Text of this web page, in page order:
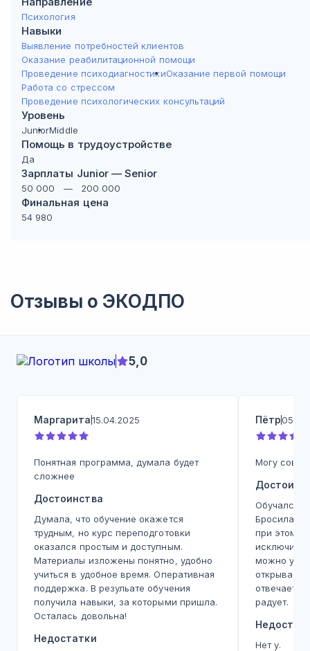
Психология
Навыки
Выявление потребностей клиентов
Оказание реабилитационной помощи
Проведение психодиагностикиОказание первой помощи
Работа со стрессом
Проведение психологических консультаций
Уровень
JuniorMiddle
Помощь в трудоустройстве
Да
Зарплаты Junior — Senior
50 000 — 200 000
Финальная цена
54 980
Отзывы о ЭКОДПО
5,0
Маргарита15.04.2025
Понятная программа, думала будет
сложнее
Достоинства
Думала, что обучение окажется
трудным, но курс переподготовки
оказался простым и доступным.
Материалы изложены понятно, удобно
учиться в удобное время. Оперативная
поддержка. В резульате обучения
получила навыки, за которыми пришла.
Осталась довольна!
Недостатки
Пётр
Могу
Обучался
Бросилась
при этом
можно
отвечает
радует.
Нет у.